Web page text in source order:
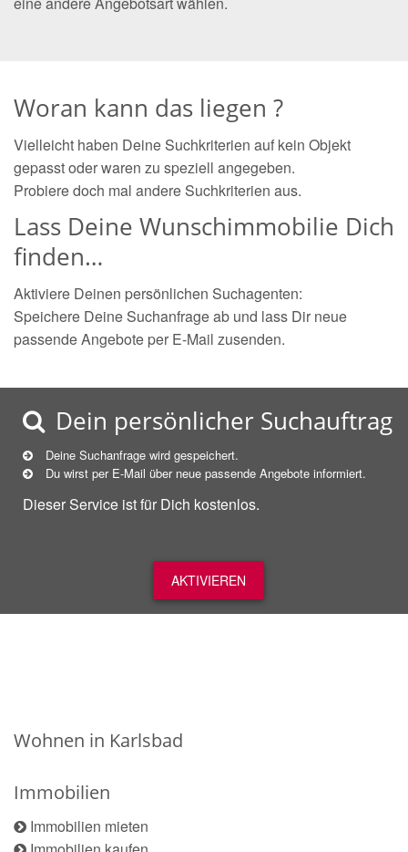
Woran kann das liegen ?
Vielleicht haben Deine Suchkriterien auf kein Objekt
gepasst oder waren zu speziell angegeben.
Probiere doch mal andere Suchkriterien aus.
Lass Deine Wunschimmobilie Dich
finden…
Aktiviere Deinen persönlichen Suchagenten:
Speichere Deine Suchanfrage ab und lass Dir neue
passende Angebote per E-Mail zusenden.
Dein persönlicher Suchauftrag
Deine Suchanfrage wird gespeichert.
Du wirst per E-Mail über neue passende Angebote informiert.
Dieser Service ist für Dich kostenlos.
AKTIVIEREN
Wohnen in Karlsbad
Immobilien
Immobilien mieten